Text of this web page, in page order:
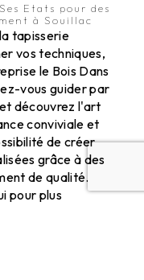
Etats pour des
à Souillac
tapisserie
vos techniques,
le Bois Dans
vous guider par
et découvrez l'art
conviviale et
de créer
grâce à des
de qualité.
pour plus